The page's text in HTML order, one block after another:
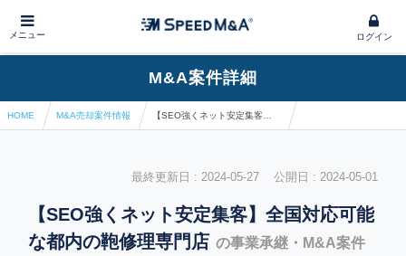
メニュー ログイン
M&A案件詳細
HOME M&A売却案件情報
最終更新日 : 2024-05-27 公開日 : 2024-05-01
【SEO強くネット安定集客】全国対応可能
な都内の鞄修理専門店 の事業承継・M&A案件